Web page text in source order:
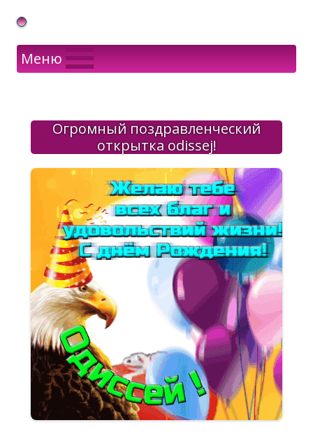
Gif Открытки в подарок
Меню
Огромный поздравленческий
открытка оdissej!